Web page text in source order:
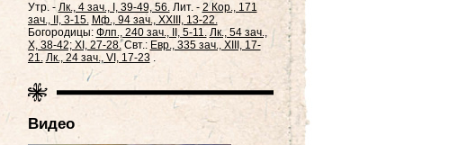
Утр. - Лк., 4 зач., I, 39-49, 56.Лит. - 2 Кор., 171
зач., II, 3-15. Мф., 94 зач., XXIII, 13-22.
Богородицы: Флп., 240 зач., II, 5-11. Лк., 54 зач.,
X, 38-42; XI, 27-28.Свт.: Евр., 335 зач., XIII, 17-
21. Лк., 24 зач., VI, 17-23 .
Видео